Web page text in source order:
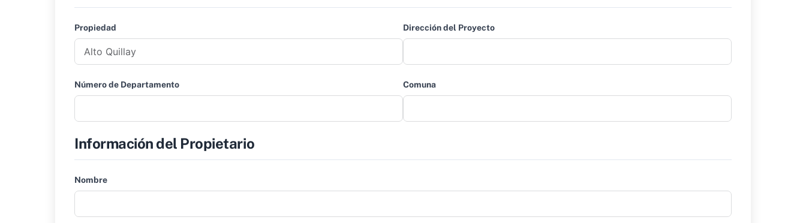
Propiedad
Número de Departamento
Dirección del Proyecto
Comuna
Información del Propietario
Nombre